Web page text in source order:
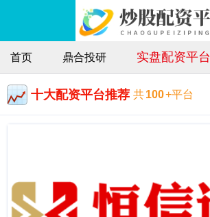
首页 鼎合投研 实盘配资平台
十大配资平台推荐 共100+平台